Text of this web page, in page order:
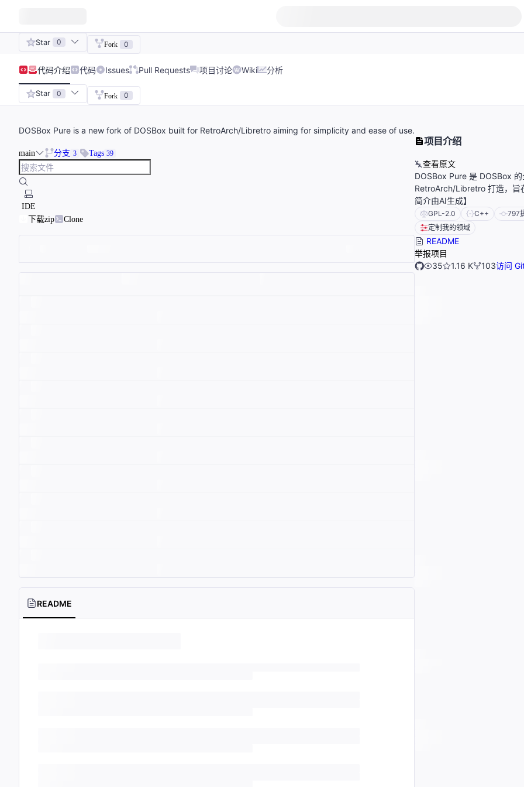
Star 0 Fork 0
代码介绍 代码 Issues Pull Requests 项目讨论 Wiki 分析
Star 0 Fork 0
DOSBox Pure is a new fork of DOSBox built for RetroArch/Libretro aiming for simplicity and ease of use.
main 分支 3 Tags 39
IDE
下载zip
Clone
README
项目介绍
查看原文
DOSBox Pure 是 DOSBox
RetroArch/Libretro 打造，旨
简介由AI生成】
GPL-2.0 C++ 797
定制我的领域
README
举报项目
35
1.16 K 103访问